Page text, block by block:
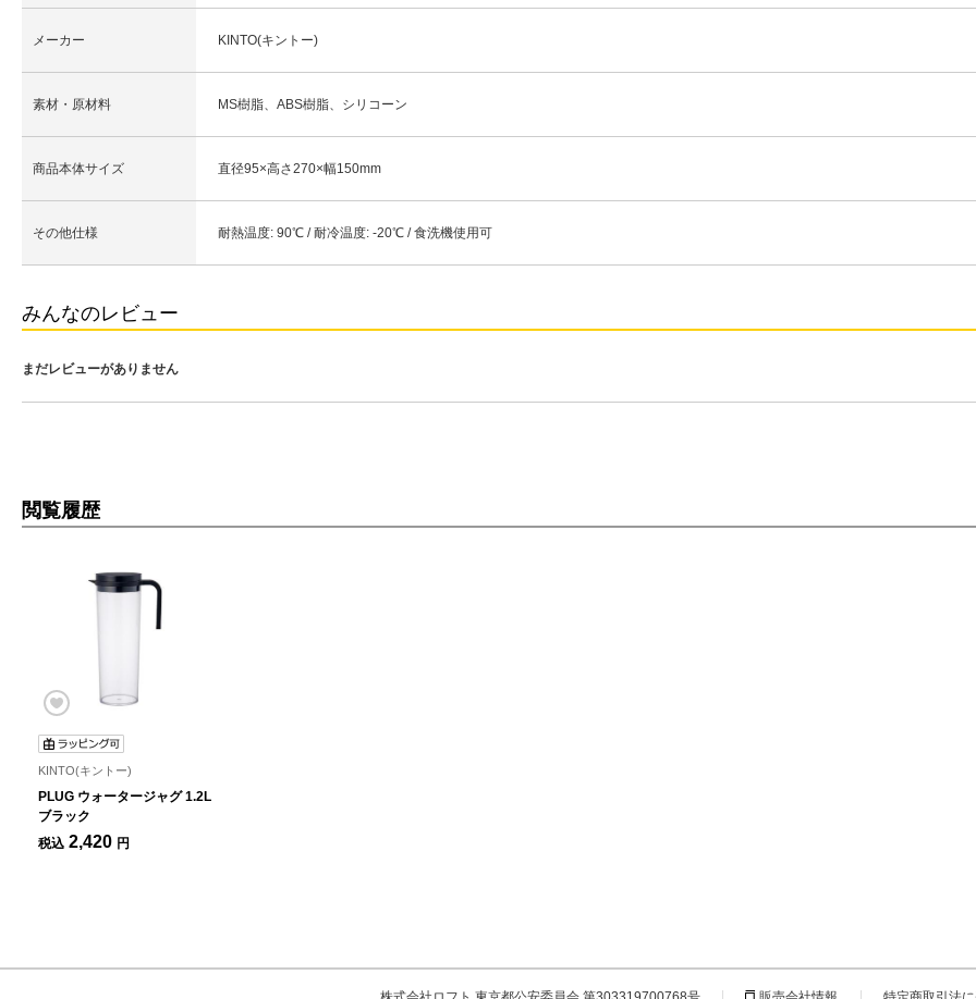
メーカー KINTO(キントー)
素材・原材料 MS樹脂、ABS樹脂、シリコーン
商品本体サイズ 直径95×高さ270×幅150mm
その他仕様 耐熱温度: 90℃ / 耐冷温度: -20℃ / 食洗機使用可
みんなのレビュー
まだレビューがありません
閲覧履歴
KINTO(キントー)
PLUG ウォータージャグ 1.2L
ブラック
税込 2,420 円